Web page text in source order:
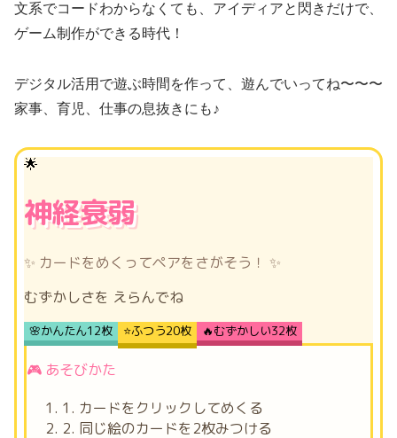
文系でコードわからなくても、アイディアと閃きだけで、
ゲーム制作ができる時代！
デジタル活用で遊ぶ時間を作って、遊んでいってね〜〜〜
家事、育児、仕事の息抜きにも♪